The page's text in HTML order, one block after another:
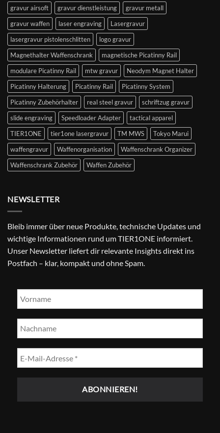
gravur airsoft
gravur dienstleistung
gravur metall
gravur waffen
laser engraving
Lasergravur
lasergravur pistolenschlitten
logo gravur
Magnethalter Waffenschrank
magnetische Picatinny Rail
modulare Picatinny Rail
mtw gravur
Neodym Magnet Halter
Picatinny Halterung
Picatinny Rail
Picatinny System
Picatinny Zubehörhalter
real steel gravur
schriftzug gravur
slide engraving
Speedloader Adapter
tactical apparel
TIER1ONE
tier1one lasergravur TM MWS
Tokyo Marui
waffengravur
Waffenorganisation
Waffenschrank Organizer
Waffenschrank Zubehör
Waffen Zubehör
NEWSLETTER
Bleib immer über neue Produkte, technische Updates und
wichtige Informationen rund um TIER1ONE informiert.
Unser Newsletter liefert dir relevante Insights direkt ins
Postfach – klar, kompakt und ohne Spam.